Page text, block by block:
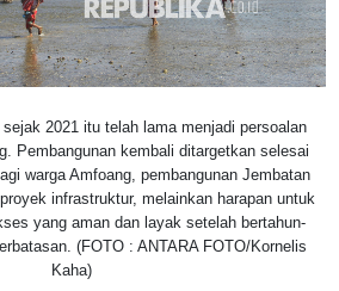
2021 itu telah lama menjadi persoalan
Pembangunan kembali ditargetkan selesai
warga Amfoang, pembangunan Jembatan
infrastruktur, melainkan harapan untuk
yang aman dan layak setelah bertahun-
(FOTO : ANTARA FOTO/Kornelis
Kaha)